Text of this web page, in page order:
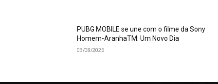
PUBG MOBILE se une com o filme da Sony
Homem-AranhaTM: Um Novo Dia
03/08/2026